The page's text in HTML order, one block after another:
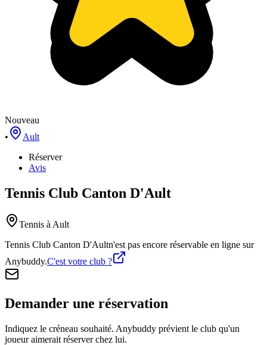
Nouveau
•
Ault
Réserver
Avis
Tennis Club Canton D'Ault
Tennis à Ault
Tennis Club Canton D'Aultn'est pas encore réservable en ligne sur
Anybuddy.C'est votre club ?
Demander une réservation
Indiquez le créneau souhaité. Anybuddy prévient le club qu'un
joueur aimerait réserver chez lui.